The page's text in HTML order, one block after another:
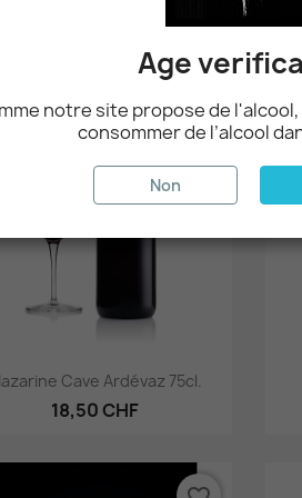
Aperçu rapide
Cave Ardévaz 75cl.
18,50 CHF
favorite_border
Age
notre site propose de
consommer de l’alcool
Non